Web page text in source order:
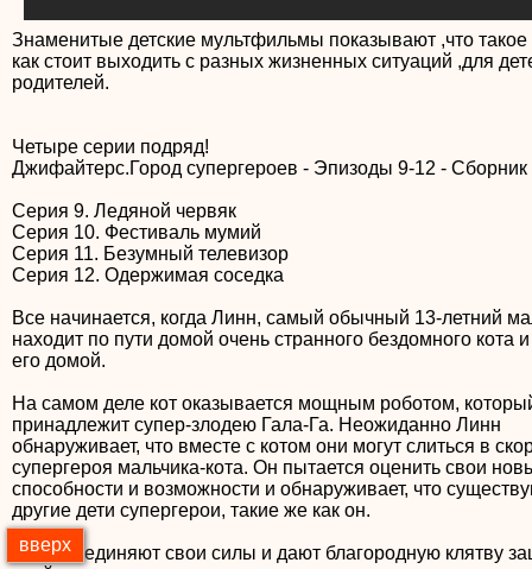
Знаменитые детские мультфильмы показывают ,что
как стоит выходить с разных жизненных ситуаций ,для
родителей.
Четыре серии подряд!
Джифайтерс.Город супергероев - Эпизоды 9-12 - Сборник
Серия 9. Ледяной червяк
Серия 10. Фестиваль мумий
Серия 11. Безумный телевизор
Серия 12. Одержимая соседка
Все начинается, когда Линн, самый обычный 13-летний
находит по пути домой очень странного бездомного кота
его домой.
На самом деле кот оказывается мощным роботом,
принадлежит супер-злодею Гала-Га. Неожиданно Линн
обнаруживает, что вместе с котом они могут слиться в
супергероя мальчика-кота. Он пытается оценить свои
способности и возможности и обнаруживает, что
другие дети супергерои, такие же как он.
Они объединяют свои силы и дают благородную клятву
вверх